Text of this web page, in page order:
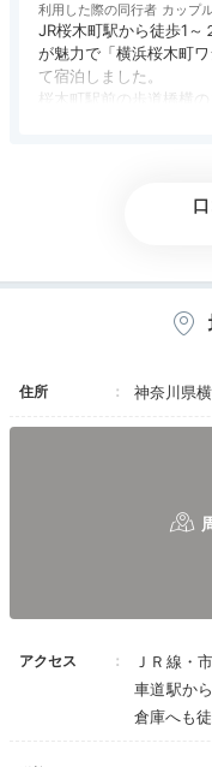
桜木町駅周辺はショ
的な景色も気持ちが
季節のお花を眺めな
夕食はカフェで
横浜ベイクォ
利用した際の同行者 カップ
JR桜木町駅から徒歩1～
が魅力で「横浜桜木町
て宿泊しました。
桜木町駅前の歩道橋横
立地の良さの割にリー
住所 神奈川県
アクセス
ＪＲ線・
車道駅か
倉庫へも